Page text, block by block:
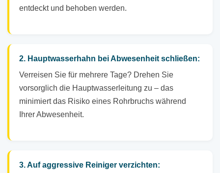
entdeckt und behoben werden.
2. Hauptwasserhahn bei Abwesenheit schließen:
Verreisen Sie für mehrere Tage? Drehen Sie
vorsorglich die Hauptwasserleitung zu – das
minimiert das Risiko eines Rohrbruchs während
Ihrer Abwesenheit.
3. Auf aggressive Reiniger verzichten: